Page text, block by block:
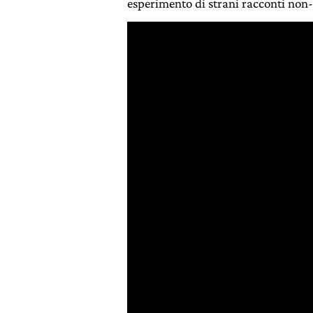
esperimento di strani racconti non-